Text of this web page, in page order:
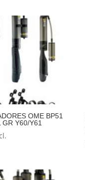
desde
137,94€
hasta
2.151,38€
OME BP51
GR Y60/Y61